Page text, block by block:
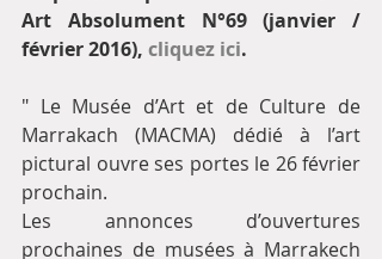
Art Absolument N°69 (janvier /
février 2016), cliquez ici.
" Le Musée d’Art et de Culture de
Marrakach (MACMA) dédié à l’art
pictural ouvre ses portes le 26 février
prochain.
Les annonces d’ouvertures
prochaines de musées à Marrakech